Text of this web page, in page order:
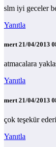
slm iyi geceler
Yanıtla
mert21/04/2013
atmacalara
Yanıtla
mert 21/04/2013
çok teşekür
Yanıtla